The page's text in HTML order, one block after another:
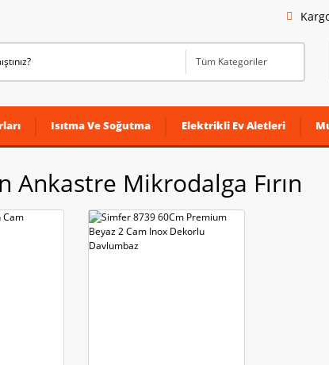
Isıtma Ve Soğutma Elektrikli Ev Aletleri
Ankastre Mikrodalga Fırın